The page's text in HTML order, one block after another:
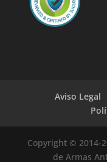
Aviso Legal
Copyright © 2014-
de Armas